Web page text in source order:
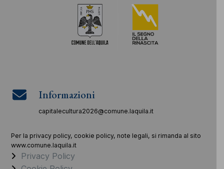
Informazioni
capitalecultura2026@comune.laquila.it
Per la privacy policy, cookie policy, note legali, si rimanda al sito
www.comune.laquila.it
Privacy Policy